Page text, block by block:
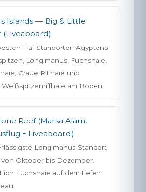
Islands — Big & Little
(Liveaboard)
Hai-Standorten Ägyptens
Longimanus, Fuchshaie,
Graue Riffhaie und
am Boden.
Reef (Marsa Alam,
+ Liveaboard)
Longimanus-Standort
Oktober bis Dezember.
Fuchshaie auf dem tiefen